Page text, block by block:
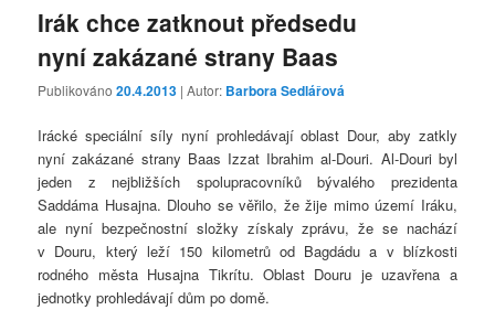
Irák chce zatknout předsedu
nyní zakázané strany Baas
Publikováno20.4.2013 | Autor: Barbora Sedlářová
Irácké speciální síly nyní prohledávají oblast Dour, aby zatkly
nyní zakázané strany Baas Izzat Ibrahim al-Douri. Al-Douri byl
jeden z nejbližších spolupracovníků bývalého prezidenta
Saddáma Husajna. Dlouho se věřilo, že žije mimo území Iráku,
ale nyní bezpečnostní složky získaly zprávu, že se nachází
v Douru, který leží 150 kilometrů od Bagdádu a v blízkosti
rodného města Husajna Tikrítu. Oblast Douru je uzavřena a
jednotky prohledávají dům po domě.